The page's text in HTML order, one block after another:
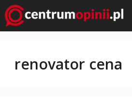
Przejdź
do
treści
renovator cena